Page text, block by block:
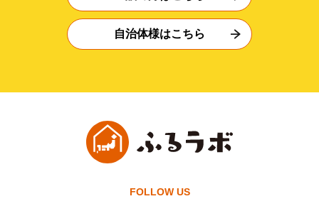
自治体様はこちら
FOLLOW US